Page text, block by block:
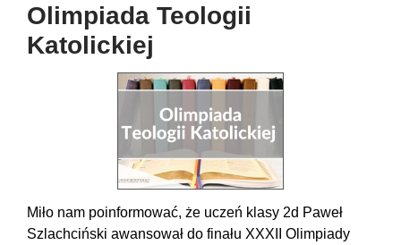
Olimpiada Teologii
Katolickiej
Miło nam poinformować, że uczeń klasy 2d Paweł
Szlachciński awansował do finału XXXII Olimpiady